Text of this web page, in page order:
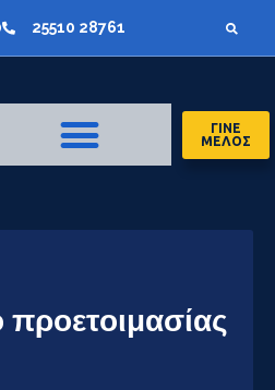
25510 28761
ΓΙΝΕ
ΜΕΛΟΣ